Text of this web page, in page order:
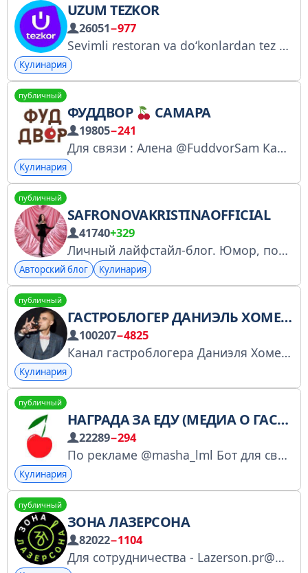
UZUM TEZKOR
26051−977
Sevimli restoran va doʻkonlardan tez yetkazib berish
Кулинария
публичный
ФУДДВОР САМАРА
19805−241
Для связи : Алена @FuddvorSam Канал филиала «ФудДвор- кооперативный маркетплейс №1» Филиалы кооператива в 9 городах
Кулинария
публичный
SAFRONOVAKRISTINAOFFICIAL
41740+329
Личный лайфстайл-блог. Юмор, повседневная жизнь, стиль, живое общение с аудиторией. Подходит для нативных рекламных интеграций. По вопросам: @safronova_reklama / @ads_manager_r
Авторский блог Кулинария
публичный
ГАСТРОБЛОГЕР ДАНИЭЛЬ ХОМЕНОК
100207−4825
Канал гастроблогера Даниэля Хоменок – Посла доброй воли Гастрономической книги рекордов России
Кулинария
публичный
НАГРАДА ЗА ЕДУ (МЕДИА О ГАСТРОНОМИИ)
22289−294
По рекламе @masha_lml Бот для связи @MediaNagradaZaEdu_bot Другие каналы нашего медиа: Москва: @nagradamoscow Питер: @nagradaspb Новости: @nagradanews Рецепты: @nagradacook Перечень РКН: https://clck.ru/3Fix7Z
Кулинария
публичный
ЗОНА ЛАЗЕРСОНА
82022−1104
Для сотрудничества - Lazerson.pr@mail.ru https://knd.gov.ru/license? id=67374b91340096358ba5a14a&registryType=bloggersPermission